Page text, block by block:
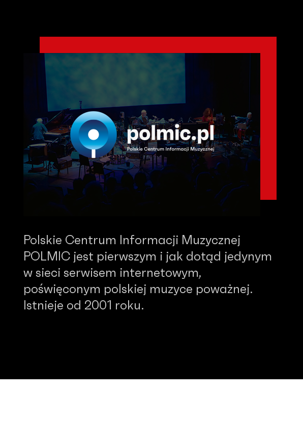
Polskie Centrum Informacji Muzycznej
POLMIC jest pierwszym i jak dotąd jedynym
w sieci serwisem internetowym,
poświęconym polskiej muzyce poważnej.
Istnieje od 2001 roku.